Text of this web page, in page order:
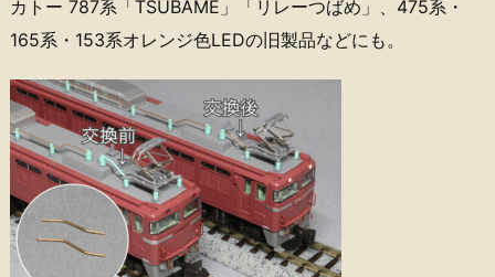
カトー 787系「TSUBAME」「リレーつばめ」、475系・
165系・153系オレンジ色LEDの旧製品などにも。